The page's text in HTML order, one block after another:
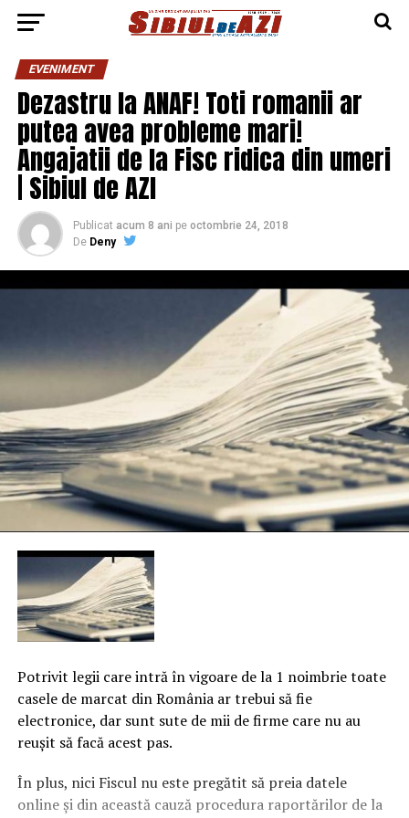
EVENIMENT
Dezastru la ANAF! Toti romanii ar
putea avea probleme mari!
Angajatii de la Fisc ridica din umeri
| Sibiul de AZI
Publicat acum 8 ani pe octombrie 24, 2018
De Deny
Potrivit legii care intră în vigoare de la 1 noimbrie toate
casele de marcat din România ar trebui să fie
electronice, dar sunt sute de mii de firme care nu au
reuşit să facă acest pas.
În plus, nici Fiscul nu este pregătit să preia datele
online şi din această cauză procedura raportărilor de la